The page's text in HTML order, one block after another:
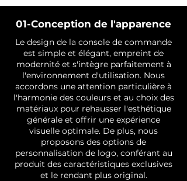
01-Conception de l'apparence
Le design de la console de commande
est simple et élégant, empreint de
modernité et s'intègre parfaitement à
l'environnement d'utilisation. Nous
accordons une attention particulière à
l'harmonie des couleurs et au choix des
matériaux pour rehausser l'esthétique
générale et offrir une expérience
visuelle optimale. De plus, nous
proposons des options de
personnalisation de logo, conférant au
produit des caractéristiques exclusives
et le rendant plus original.